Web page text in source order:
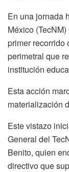
En una jornada
México
primer recorrido
perimetral que
institución
Esta acción
materialización
Este vistazo
General del
Benito, quien
directivo que